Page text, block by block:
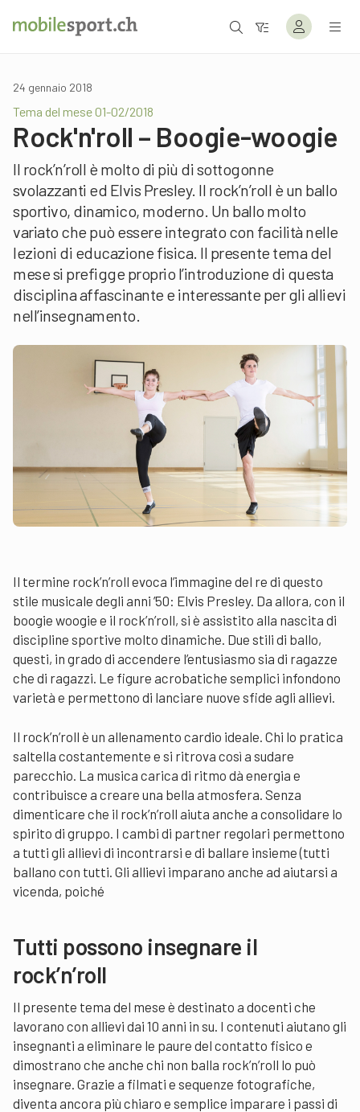
24 gennaio 2018
Tema del mese 01-02/2018
Rock'n'roll – Boogie-woogie
Il rock’n’roll è molto di più di sottogonne
svolazzanti ed Elvis Presley. Il rock’n’roll è un ballo
sportivo, dinamico, moderno. Un ballo molto
variato che può essere integrato con facilità nelle
lezioni di educazione fisica. Il presente tema del
mese si prefigge proprio l’introduzione di questa
disciplina affascinante e interessante per gli allievi
nell’insegnamento.
Il termine rock’n’roll evoca l’immagine del re di questo
stile musicale degli anni ’50: Elvis Presley. Da allora, con il
boogie woogie e il rock’n’roll, si è assistito alla nascita di
discipline sportive molto dinamiche. Due stili di ballo,
questi, in grado di accendere l’entusiasmo sia di ragazze
che di ragazzi. Le figure acrobatiche semplici infondono
varietà e permettono di lanciare nuove sfide agli allievi.
Il rock’n’roll è un allenamento cardio ideale. Chi lo pratica
saltella costantemente e si ritrova così a sudare
parecchio. La musica carica di ritmo dà energia e
contribuisce a creare una bella atmosfera. Senza
dimenticare che il rock’n’roll aiuta anche a consolidare lo
spirito di gruppo. I cambi di partner regolari permettono
a tutti gli allievi di incontrarsi e di ballare insieme (tutti
ballano con tutti. Gli allievi imparano anche ad aiutarsi a
vicenda, poiché
Tutti possono insegnare il
rock’n’roll
Il presente tema del mese è destinato a docenti che
lavorano con allievi dai 10 anni in su. I contenuti aiutano gli
insegnanti a eliminare le paure del contatto fisico e
dimostrano che anche chi non balla rock’n’roll lo può
insegnare. Grazie a filmati e sequenze fotografiche,
diventa ancora più chiaro e semplice imparare i passi di